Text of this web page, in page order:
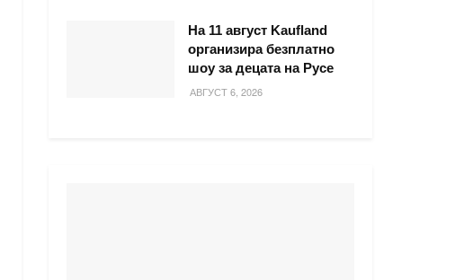
На 11 август Kaufland
организира безплатно
шоу за децата на Русе
АВГУСТ 6, 2026